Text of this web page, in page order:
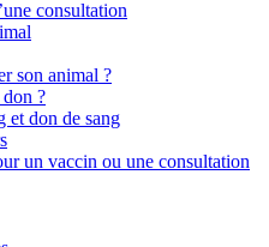
consultation
son animal ?
?
et don de sang
un vaccin ou une consultation